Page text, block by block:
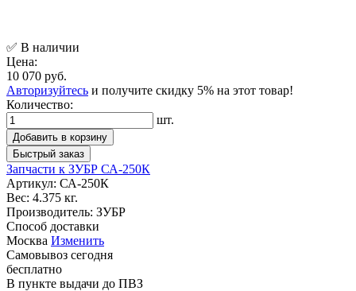
✅ В наличии
Цена:
10 070 руб.
Авторизуйтесь и получите скидку 5% на этот товар!
Количество:
шт.
Добавить в корзину
Быстрый заказ
Запчасти к ЗУБР СА-250К
Артикул: СА-250К
Вес: 4.375 кг.
Производитель: ЗУБР
Способ доставки
Москва Изменить
Самовывоз сегодня
бесплатно
В пункте выдачи до ПВЗ